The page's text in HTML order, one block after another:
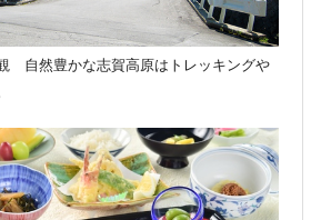
自然豊かな志賀高原はトレッキングや